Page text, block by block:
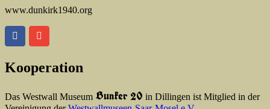
www.dunkirk1940.org
Kooperation
Das Westwall Museum Bunker 20 in Dillingen ist Mitglied in der